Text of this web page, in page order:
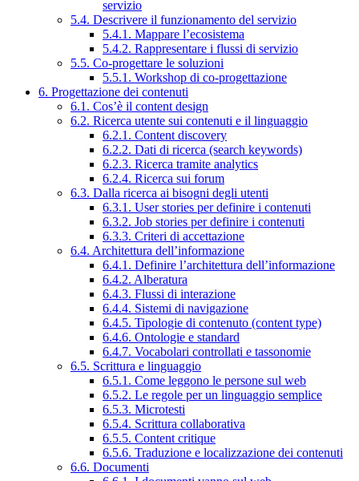
servizio
5.4. Descrivere il funzionamento del servizio
5.4.1. Mappare l’ecosistema
5.4.2. Rappresentare i flussi di servizio
5.5. Co-progettare le soluzioni
5.5.1. Workshop di co-progettazione
6. Progettazione dei contenuti
6.1. Cos’è il content design
6.2. Ricerca utente sui contenuti e il linguaggio
6.2.1. Content discovery
6.2.2. Dati di ricerca (search keywords)
6.2.3. Ricerca tramite analytics
6.2.4. Ricerca sui forum
6.3. Dalla ricerca ai bisogni degli utenti
6.3.1. User stories per definire i contenuti
6.3.2. Job stories per definire i contenuti
6.3.3. Criteri di accettazione
6.4. Architettura dell’informazione
6.4.1. Definire l’architettura dell’informazione
6.4.2. Alberatura
6.4.3. Flussi di interazione
6.4.4. Sistemi di navigazione
6.4.5. Tipologie di contenuto (content type)
6.4.6. Ontologie e standard
6.4.7. Vocabolari controllati e tassonomie
6.5. Scrittura e linguaggio
6.5.1. Come leggono le persone sul web
6.5.2. Le regole per un linguaggio semplice
6.5.3. Microtesti
6.5.4. Scrittura collaborativa
6.5.5. Content critique
6.5.6. Traduzione e localizzazione dei contenuti
6.6. Documenti